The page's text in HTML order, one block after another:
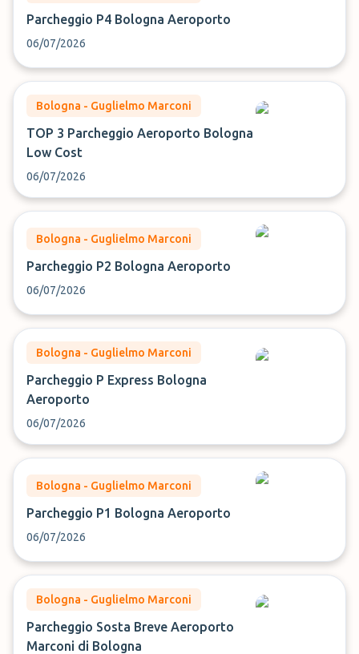
Parcheggio P4 Bologna Aeroporto
06/07/2026
Bologna - Guglielmo Marconi
TOP 3 Parcheggio Aeroporto Bologna
Low Cost
06/07/2026
Bologna - Guglielmo Marconi
Parcheggio P2 Bologna Aeroporto
06/07/2026
Bologna - Guglielmo Marconi
Parcheggio P Express Bologna
Aeroporto
06/07/2026
Bologna - Guglielmo Marconi
Parcheggio P1 Bologna Aeroporto
06/07/2026
Bologna - Guglielmo Marconi
Parcheggio Sosta Breve Aeroporto
Marconi di Bologna